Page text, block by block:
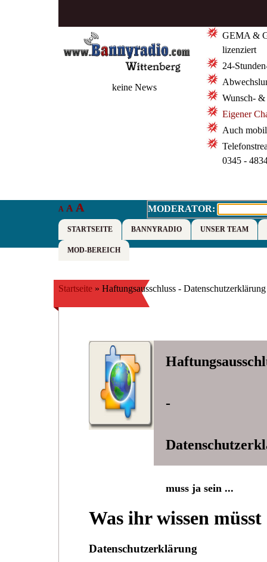
keine News
GEMA &
lizenziert
24-
Wunsch-
Eigener
Auch
0345 -
A A A MODERATOR:
STARTSEITE BANNYRADIO UNSER TEAM
MOD-BEREICH
Startseite » Haftungsausschluss - Datenschutzerklärung
-
muss ja sein ...
Was ihr wissen müsst
Datenschutzerklärung